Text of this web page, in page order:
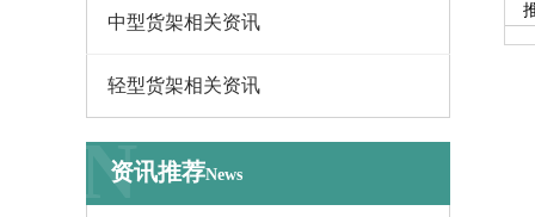
中型货架相关资讯
轻型货架相关资讯
资讯推荐News
N